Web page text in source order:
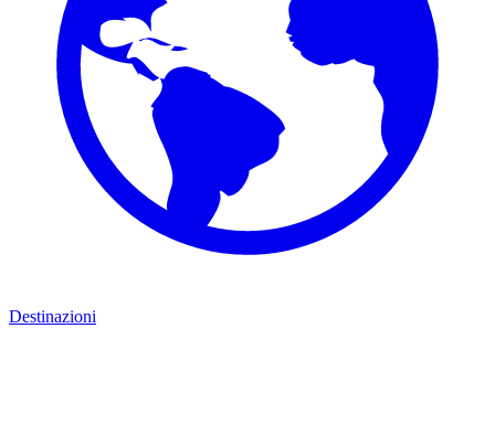
Destinazioni